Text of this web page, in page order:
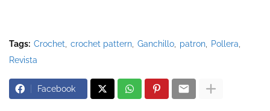
Tags: Crochet crochet pattern Ganchillo patron
Pollera
Revista
Facebook